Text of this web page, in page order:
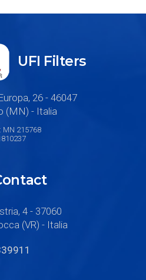
26 - 46047
- Italia
MN 215768
4 - 37060